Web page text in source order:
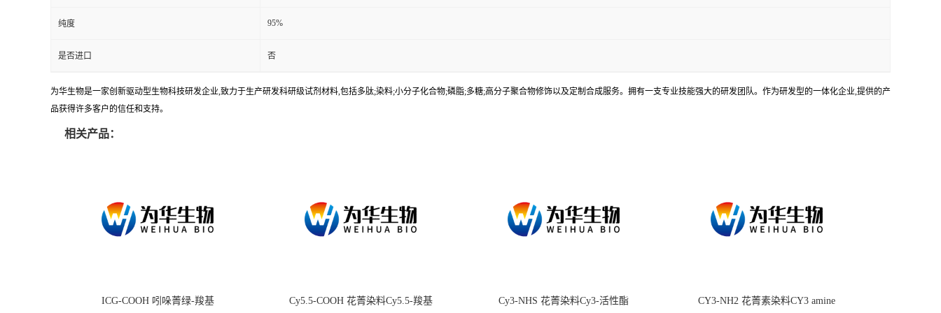
纯度 95%
是否进口 否
为华生物是一家创新驱动型生物科技研发企业,致力于生产研发科研级试剂材料,包括多肽;染料;小分子化合物;磷脂;多糖;高分子聚合物修饰以及定制合成服务。拥有一支专业技能强大的研发团队。作为研发型的一体化企业,提供的产
品获得许多客户的信任和支持。
相关产品：
ICG-COOH 吲哚菁绿-羧基 Cy5.5-COOH 花菁染料Cy5.5-羧基 Cy3-NHS 花菁染料Cy3-活性酯 CY3-NH2 花菁素染料CY3 amine